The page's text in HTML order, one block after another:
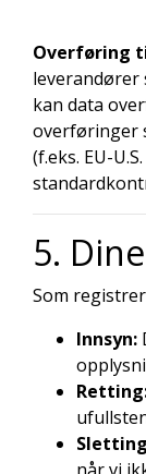
Overføring
leverandører
kan data
overføringer
(f.eks. EU-
5.
Som
Innsyn: